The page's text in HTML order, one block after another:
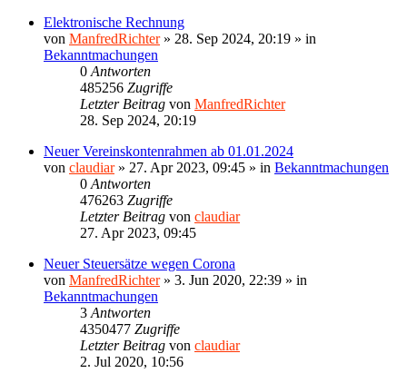
Elektronische Rechnung
von ManfredRichter» 28. Sep 2024, 20:19 » in
Bekanntmachungen
0 Antworten
485256 Zugriffe
Letzter Beitrag von ManfredRichter
28. Sep 2024, 20:19
Neuer Vereinskontenrahmen ab 01.01.2024
von claudiar» 27. Apr 2023, 09:45 » in Bekanntmachungen
0 Antworten
476263 Zugriffe
Letzter Beitrag von claudiar
27. Apr 2023, 09:45
Neuer Steuersätze wegen Corona
von ManfredRichter» 3. Jun 2020, 22:39 » in
Bekanntmachungen
3 Antworten
4350477 Zugriffe
Letzter Beitrag von claudiar
2. Jul 2020, 10:56